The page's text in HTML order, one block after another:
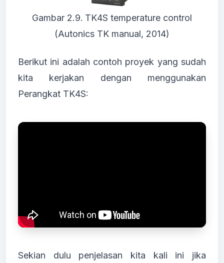
Gambar 2.9. TK4S temperature control
(Autonics TK manual, 2014)
Berikut ini adalah contoh proyek yang sudah
kita kerjakan dengan menggunakan
Perangkat TK4S:
Sekian dulu penjelasan kita kali ini jika